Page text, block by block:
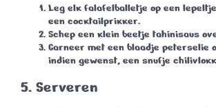
Leg elk falafelballetje op een
een cocktailprikker.
Schep een klein beetje tahinisaus
Garneer met een blaadje peterselie
indien gewenst, een snufje
5. Serveren